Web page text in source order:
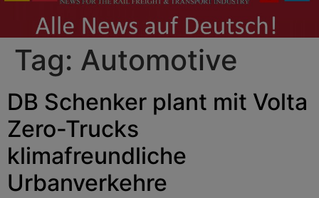
Tag: Automotive
DB Schenker plant mit Volta
Zero-Trucks
klimafreundliche
Urbanverkehre